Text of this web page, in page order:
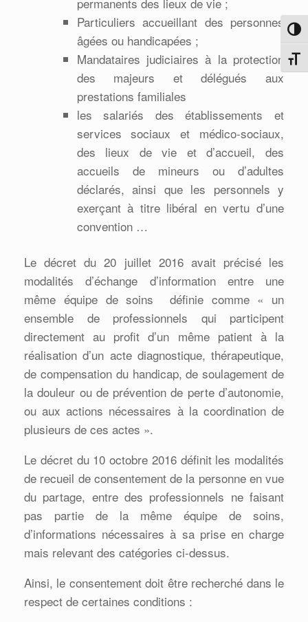
Particuliers accueillant des personnes
âgées ou handicapées ;
Mandataires judiciaires à la protection
des majeurs et délégués aux
prestations familiales
les salariés des établissements et
services sociaux et médico-sociaux,
des lieux de vie et d’accueil, des
accueils de mineurs ou d’adultes
déclarés, ainsi que les personnels y
exerçant à titre libéral en vertu d’une
convention …
Le décret du 20 juillet 2016 avait précisé les
modalités d’échange d’information entre une
même équipe de soins définie comme « un
ensemble de professionnels qui participent
directement au profit d’un même patient à la
réalisation d’un acte diagnostique, thérapeutique,
de compensation du handicap, de soulagement de
la douleur ou de prévention de perte d’autonomie,
ou aux actions nécessaires à la coordination de
plusieurs de ces actes ».
Le décret du 10 octobre 2016 définit les modalités
de recueil de consentement de la personne en vue
du partage, entre des professionnels ne faisant
pas partie de la même équipe de soins,
d’informations nécessaires à sa prise en charge
mais relevant des catégories ci-dessus.
Ainsi, le consentement doit être recherché dans le
respect de certaines conditions :